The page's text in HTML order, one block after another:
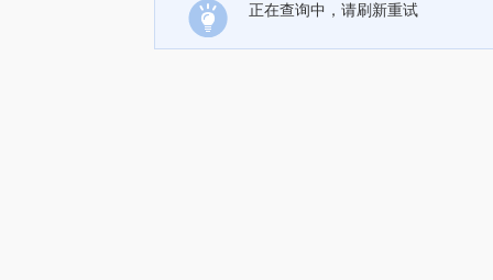
正在查询中，请刷新重试